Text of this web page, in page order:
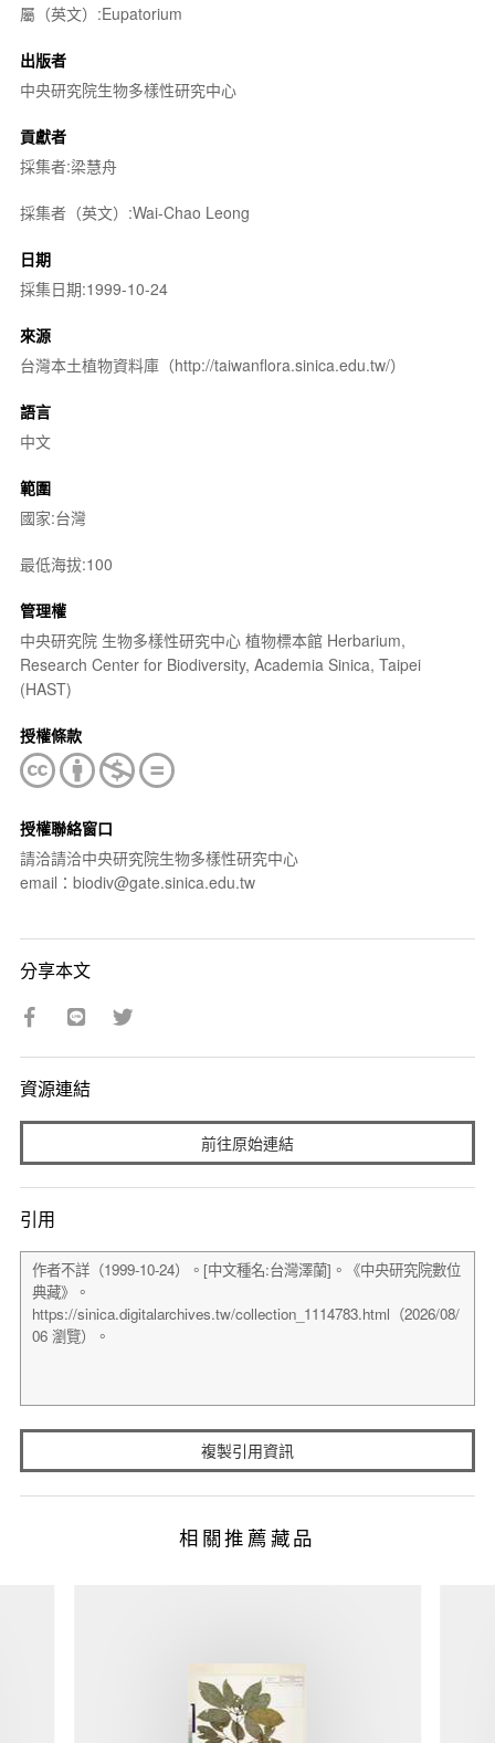
屬（英文）:Eupatorium
出版者
中央研究院生物多樣性研究中心
貢獻者
採集者:梁慧舟
採集者（英文）:Wai-Chao Leong
日期
採集日期:1999-10-24
來源
台灣本土植物資料庫（http://taiwanflora.sinica.edu.tw/）
語言
中文
範圍
國家:台灣
最低海拔:100
管理權
中央研究院 生物多樣性研究中心 植物標本館 Herbarium,
Research Center for Biodiversity, Academia Sinica, Taipei
(HAST)
授權條款
授權聯絡窗口
請洽請洽中央研究院生物多樣性研究中心
email：biodiv@gate.sinica.edu.tw
分享本文
資源連結
前往原始連結
引用
複製引用資訊
相關推薦藏品